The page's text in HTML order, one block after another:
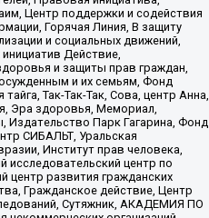
Центр поддержки и содействия
Горячая Линия, В защиту
и социальных движений,
Действие,
и защиты прав граждан,
и их семьям, Фонд
Так-Так-Так, Сова, центр Анна,
Эра здоровья, Мемориал,
Парк Гагарина, Фонд
СИБАЛЬТ, Уральская
Институт прав человека,
исследовательский центр по
центр развития гражданских
Гражданское действие, Центр
Сутяжник, АКАДЕМИЯ ПО